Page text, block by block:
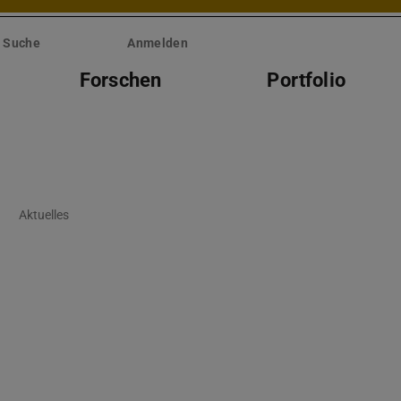
Suche Anmelden
Forschen Portfolio
Aktuelles